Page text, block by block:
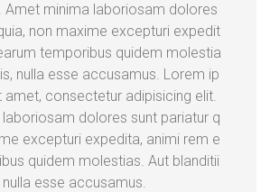
Amet minima laboriosam dolores
non maxime excepturi expedit
temporibus quidem molestia
nulla esse accusamus. Lorem ip
amet, consectetur adipisicing elit.
dolores sunt pariatur q
excepturi expedita, animi rem e
quidem molestias. Aut blanditii
nulla esse accusamus.